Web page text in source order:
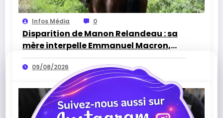
Infos Média 0
Disparition de Manon Relandeau : sa
mère interpelle Emmanuel Macron,
une cagnotte lancée pour sauver la
ferme
09/08/2026